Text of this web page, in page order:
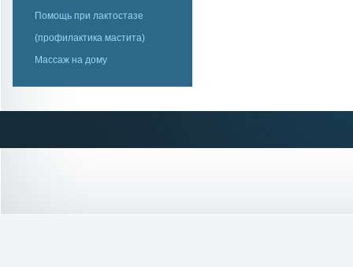
Помощь при лактостазе
(профилактика мастита)
Массаж на дому